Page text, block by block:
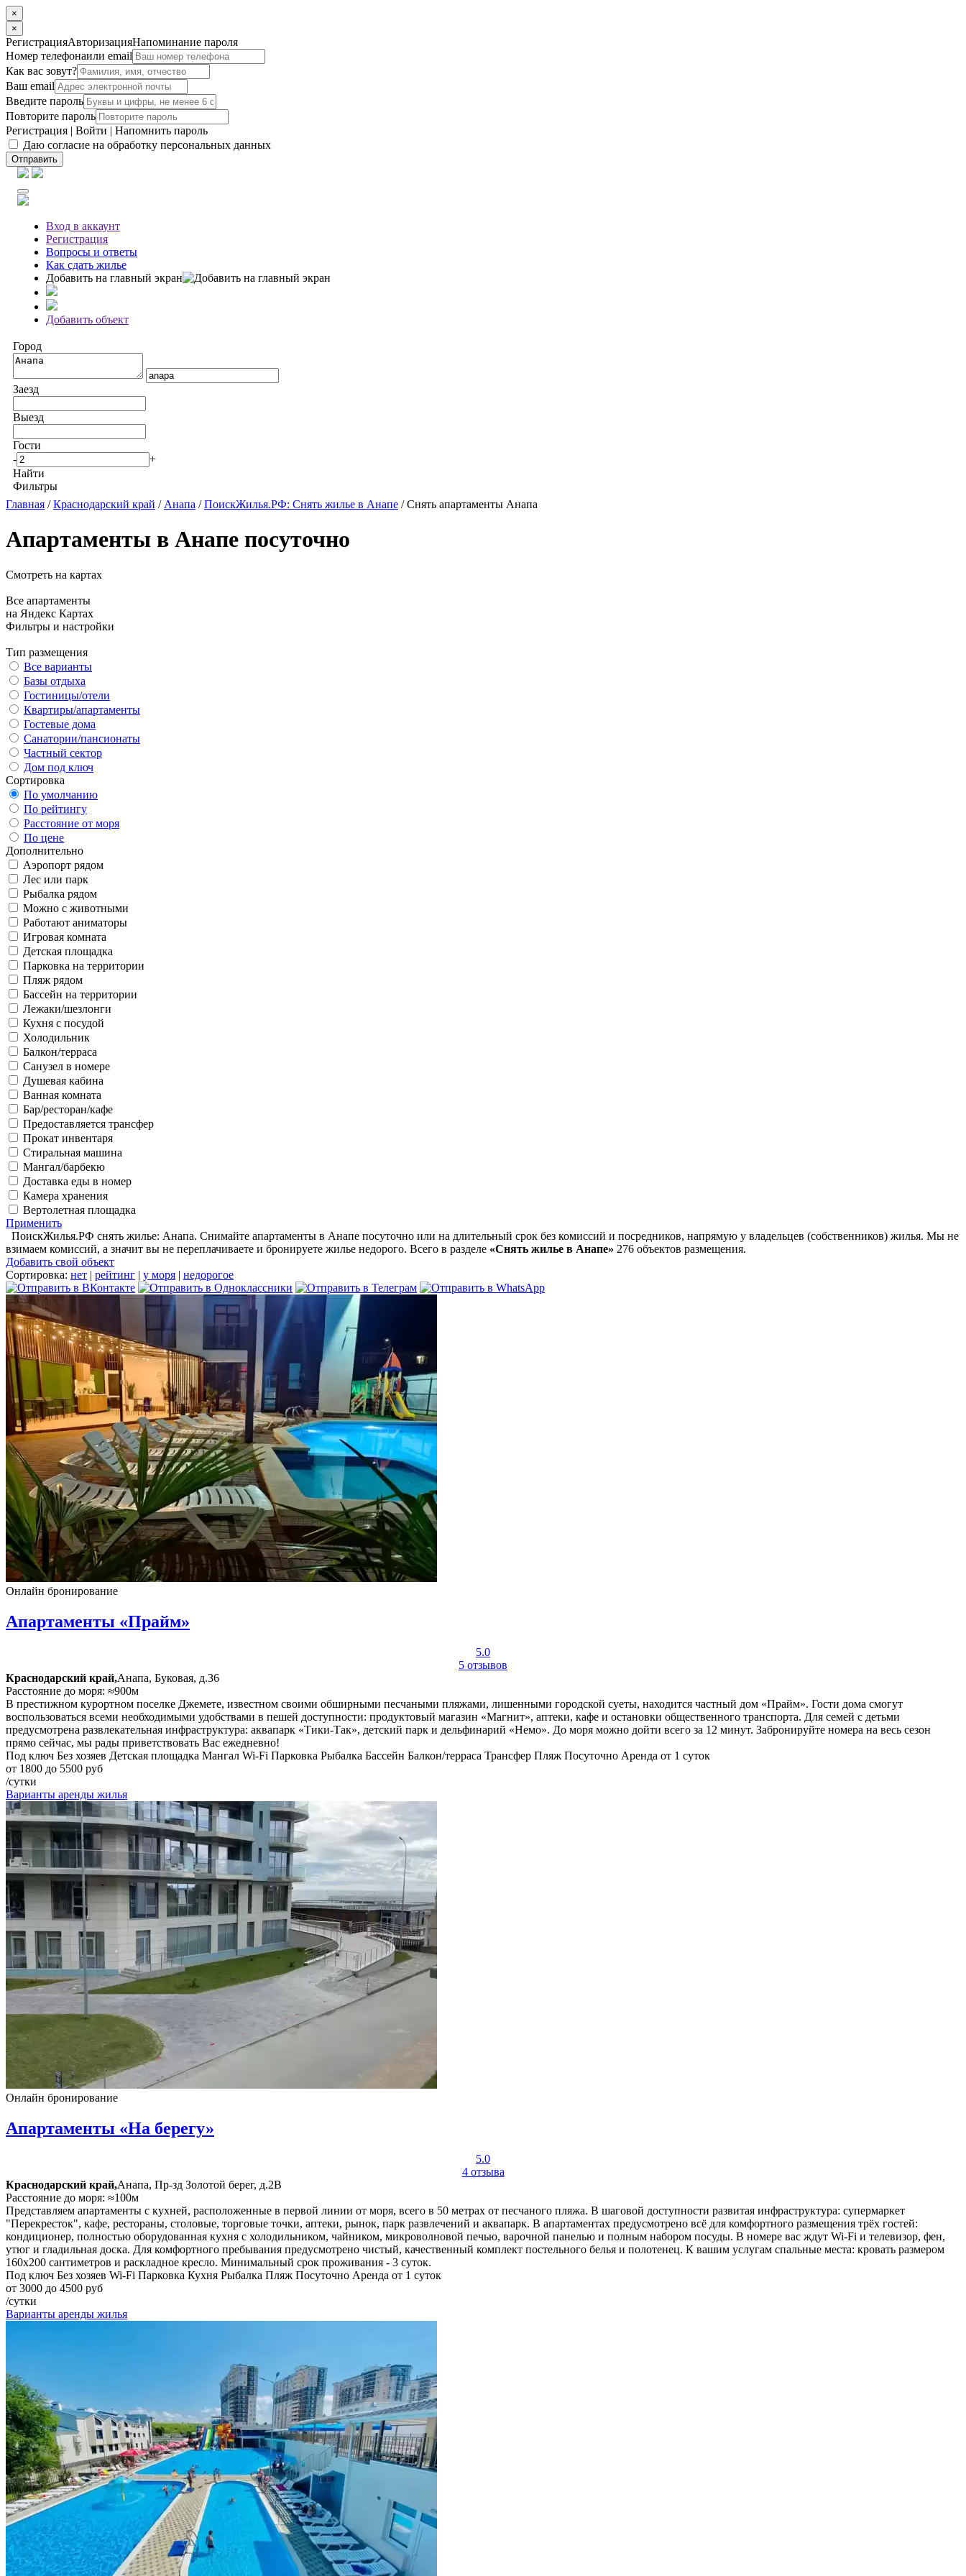
×
×
РегистрацияАвторизацияНапоминание пароля
Номер телефонаили email
Как вас зовут?
Ваш email
Введите пароль
Повторите пароль
Регистрация | Войти | Напомнить пароль
Даю согласие на обработку персональных данных
Отправить
Вход в аккаунт
Регистрация
Вопросы и ответы
Как сдать жилье
Добавить на главный экран
Добавить объект
Город
Заезд
Выезд
Гости
-
+
Найти
Фильтры
Главная /Краснодарский край / Анапа /ПоискЖилья.РФ: Снять жилье в Анапе / Снять апартаменты Анапа
Апартаменты в Анапе посуточно
Смотреть на картах
Все апартаменты
на Яндекс Картах
Фильтры и настройки
Тип размещения
Все варианты
Базы отдыха
Гостиницы/отели
Квартиры/апартаменты
Гостевые дома
Санатории/пансионаты
Частный сектор
Дом под ключ
Сортировка
По умолчанию
По рейтингу
Расстояние от моря
По цене
Дополнительно
Аэропорт рядом
Лес или парк
Рыбалка рядом
Можно с животными
Работают аниматоры
Игровая комната
Детская площадка
Парковка на территории
Пляж рядом
Бассейн на территории
Лежаки/шезлонги
Кухня с посудой
Холодильник
Балкон/терраса
Санузел в номере
Душевая кабина
Ванная комната
Бар/ресторан/кафе
Предоставляется трансфер
Прокат инвентаря
Стиральная машина
Мангал/барбекю
Доставка еды в номер
Камера хранения
Вертолетная площадка
Применить
ПоискЖилья.РФ снять жилье: Анапа. Снимайте апартаменты в Анапе посуточно или на длительный срок без комиссий и посредников, напрямую у владельцев (собственников) жилья. Мы не
взимаем комиссий, а значит вы не переплачиваете и бронируете жилье недорого. Всего в разделе «Снять жилье в Анапе» 276 объектов размещения.
Добавить свой объект
Сортировка: нет | рейтинг | у моря | недорогое
Онлайн бронирование
Апартаменты «Прайм»
5.0
5 отзывов
Краснодарский край,Анапа, Буковая, д.36
Расстояние до моря: ≈900м
В престижном курортном поселке Джемете, известном своими обширными песчаными пляжами, лишенными городской суеты, находится частный дом «Прайм». Гости дома смогут
воспользоваться всеми необходимыми удобствами в пешей доступности: продуктовый магазин «Магнит», аптеки, кафе и остановки общественного транспорта. Для семей с детьми
предусмотрена развлекательная инфраструктура: аквапарк «Тики-Так», детский парк и дельфинарий «Немо». До моря можно дойти всего за 12 минут. Забронируйте номера на весь сезон
прямо сейчас, мы рады приветствовать Вас ежедневно!
Под ключ Без хозяев Детская площадка Мангал Wi-Fi Парковка Рыбалка Бассейн Балкон/терраса Трансфер Пляж Посуточно Аренда от 1 суток
от 1800 до 5500 руб
/сутки
Варианты аренды жилья
Онлайн бронирование
Апартаменты «На берегу»
5.0
4 отзыва
Краснодарский край,Анапа, Пр-зд Золотой берег, д.2В
Расстояние до моря: ≈100м
Представляем апартаменты с кухней, расположенные в первой линии от моря, всего в 50 метрах от песчаного пляжа. В шаговой доступности развитая инфраструктура: супермаркет
"Перекресток", кафе, рестораны, столовые, торговые точки, аптеки, рынок, парк развлечений и аквапарк. В апартаментах предусмотрено всё для комфортного размещения трёх гостей:
кондиционер, полностью оборудованная кухня с холодильником, чайником, микроволновой печью, варочной панелью и полным набором посуды. В номере вас ждут Wi-Fi и телевизор, фен,
утюг и гладильная доска. Для комфортного пребывания предусмотрено чистый, качественный комплект постельного белья и полотенец. К вашим услугам спальные места: кровать размером
160х200 сантиметров и раскладное кресло. Минимальный срок проживания - 3 суток.
Под ключ Без хозяев Wi-Fi Парковка Кухня Рыбалка Пляж Посуточно Аренда от 1 суток
от 3000 до 4500 руб
/сутки
Варианты аренды жилья